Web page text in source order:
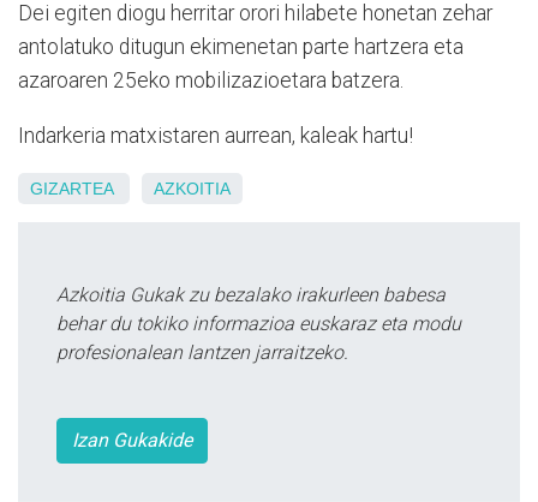
Dei egiten diogu herritar orori hilabete honetan zehar
antolatuko ditugun ekimenetan parte hartzera eta
azaroaren 25eko mobilizazioetara batzera.
Indarkeria matxistaren aurrean, kaleak hartu!
GIZARTEA AZKOITIA
Azkoitia Gukak zu bezalako irakurleen babesa
behar du tokiko informazioa euskaraz eta modu
profesionalean lantzen jarraitzeko.
Izan Gukakide